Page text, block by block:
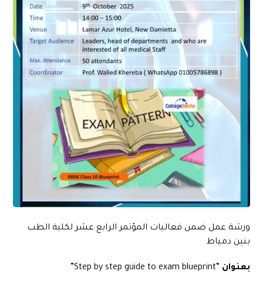
ورشة عمل ضمن فعاليات المؤتمر الرابع عشر لكلية الطب
بنين دمياط
بعنوان “Step by step guide to exam blueprint”